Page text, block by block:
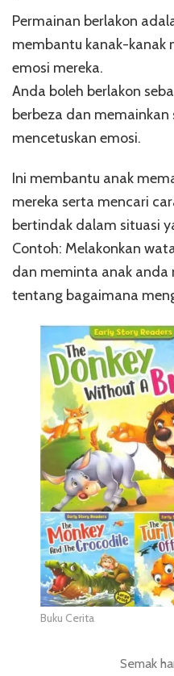
Permainan berlakon
membantu kanak-kanak
emosi mereka.
Anda boleh berlakon
berbeza dan
mencetuskan emosi.
Ini membantu anak
mereka serta mencari
bertindak dalam situasi
Contoh: Melakonkan
dan meminta anak anda
tentang bagaimana
Buku Cerita
Semak